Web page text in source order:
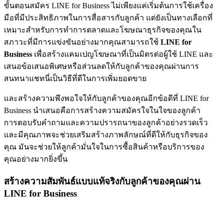
ขั้นตอนสมัคร LINE for Business ไม่เพียงแค่เริ่มต้นการใช้เครื่อง
มือที่มีประสิทธิภาพในการสื่อสารกับลูกค้า แต่ยังเป็นทางเลือกที่
เหมาะสำหรับการทำการตลาดและโฆษณาธุรกิจของคุณใน
สภาวะที่มีการแข่งขันอย่างมากคุณสามารถใช้ LINE for
Business เพื่อสร้างแคมเปญโฆษณาที่เป็นมิตรต่อผู้ใช้ LINE และ
เสนอข้อเสนอพิเศษหรือส่วนลดให้กับลูกค้าของคุณผ่านการ
สนทนาแชทนี่เป็นวิธีที่ดีในการเพิ่มยอดขาย
และสร้างความพึงพอใจให้กับลูกค้าของคุณอีกข้อดีที่ LINE for
Business นำเสนอคือการสร้างความสมัครใจในใจของลูกค้า
การตอบรับคำถามและความปรารถนาของลูกค้าอย่างรวดเร็ว
และมีคุณภาพจะช่วยเสริมสร้างภาพลักษณ์ที่ดีให้กับธุรกิจของ
คุณ มันจะช่วยให้ลูกค้ามั่นใจในการซื้อสินค้าหรือบริการของ
คุณอย่างมากยิ่งขึ้น
สร้างความสัมพันธ์แบบแท้จริงกับลูกค้าของคุณผ่าน
LINE for Business